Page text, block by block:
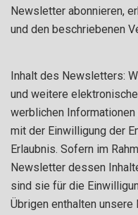
Newsletter abonnieren,
und den beschriebenen
Inhalt des Newsletters:
und weitere
werblichen Informationen
mit der Einwilligung der
Erlaubnis. Sofern im
Newsletter dessen
sind sie für die
Übrigen enthalten